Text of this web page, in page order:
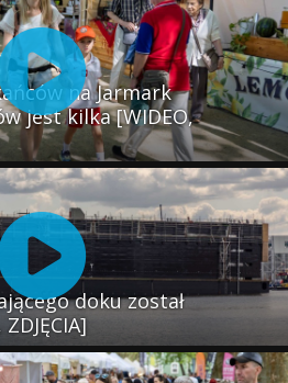
na Jarmark
jest kilka [WIDEO,
doku został